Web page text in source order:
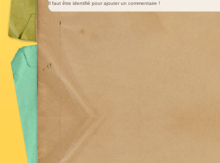
Il faut être identifié pour ajouter un commentaire !